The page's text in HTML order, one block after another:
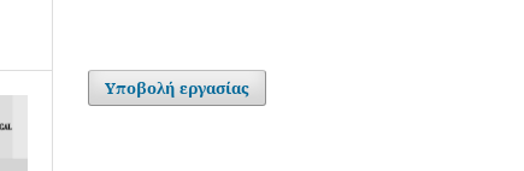
Υποβολή εργασίας